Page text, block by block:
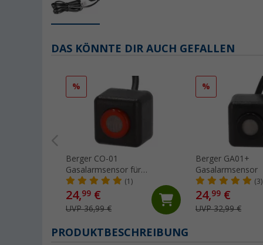
DAS KÖNNTE DIR AUCH GEFALLEN
%
Berger CO-01
Gasalarmsensor für
Kohlenmonoxid(1)
24,99 €
UVP 36,99 €
%
Berger GA01+
Gasalarmsensor
(3)
24,99 €
UVP 32,99 €
PRODUKTBESCHREIBUNG